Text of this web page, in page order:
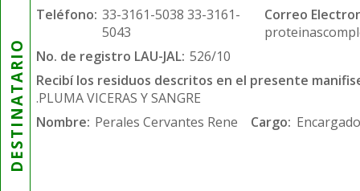
DESTINATARIO
Teléfono: 33-3161-5038 33-3161-
5043
Correo
No. de registro LAU-JAL: 526/10
Recibí los residuos descritos en el presente
.PLUMA VICERAS Y SANGRE
Nombre: Perales Cervantes Rene Cargo: